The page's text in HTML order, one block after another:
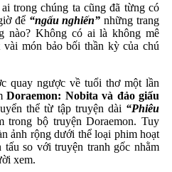
trong chúng ta cũng đã từng có
để “ngấu nghiến” những trang
nào? Không có ai là không mê
món bảo bối thần kỳ của chú
quay ngược về tuổi thơ một lần
Doraemon: Nobita và đảo giấu
thể từ tập truyện dài “Phiêu
trong bộ truyện Doraemon. Tuy
ảnh rộng dưới thể loại phim hoạt
so với truyện tranh gốc nhằm
xem.